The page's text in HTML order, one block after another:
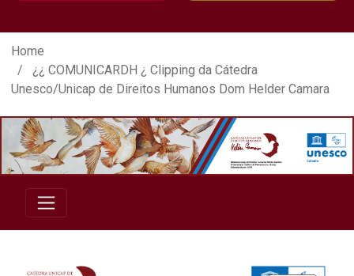
¿¿ COMUNICARDH ¿ Clipping da
Home
¿¿ COMUNICARDH ¿ Clipping da Cátedra
Unesco/Unicap de Direitos Humanos Dom Helder Camara